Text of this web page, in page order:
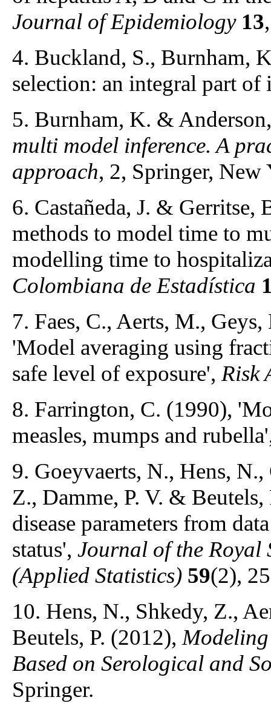
Journal of Epidemiology 13
4. Buckland, S., Burnham,
selection: an integral part of
5. Burnham, K. &
multi model inference. A
approach, 2, Springer, New
6. Castañeda, J. &
methods to model time to
modelling time to
Colombiana de Estadística
7. Faes, C., Aerts, M.,
'Model averaging using
safe level of exposure',Risk
8. Farrington, C. (1990),
measles, mumps and
9. Goeyvaerts, N., Hens,
Z., Damme, P. V. &
disease parameters from
status', Journal of the Royal
(Applied Statistics) 59(2),
10. Hens, N., Shkedy, Z.,
Beutels, P. (2012),Modeling
Based on Serological and
Springer.